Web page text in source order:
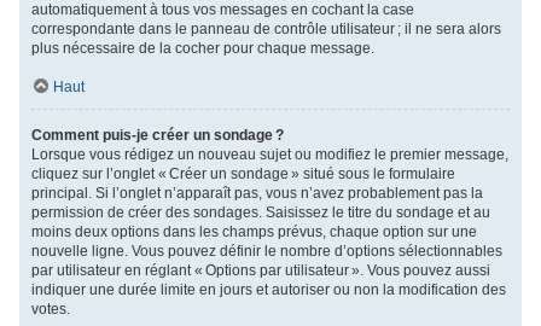
automatiquement à tous vos messages en cochant la case
correspondante dans le panneau de contrôle utilisateur ; il ne sera alors
plus nécessaire de la cocher pour chaque message.
Haut
Comment puis-je créer un sondage ?
Lorsque vous rédigez un nouveau sujet ou modifiez le premier message,
cliquez sur l’onglet « Créer un sondage » situé sous le formulaire
principal. Si l’onglet n’apparaît pas, vous n’avez probablement pas la
permission de créer des sondages. Saisissez le titre du sondage et au
moins deux options dans les champs prévus, chaque option sur une
nouvelle ligne. Vous pouvez définir le nombre d’options sélectionnables
par utilisateur en réglant « Options par utilisateur ». Vous pouvez aussi
indiquer une durée limite en jours et autoriser ou non la modification des
votes.